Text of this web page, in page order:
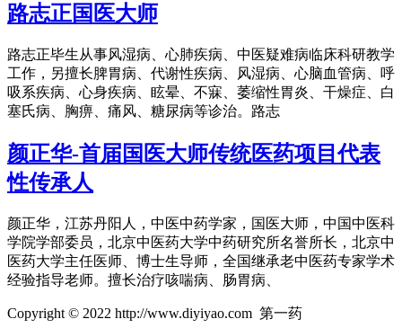
路志正国医大师
路志正毕生从事风湿病、心肺疾病、中医疑难病临床科研教学
工作，另擅长脾胃病、代谢性疾病、风湿病、心脑血管病、呼
吸系疾病、心身疾病、眩晕、不寐、萎缩性胃炎、干燥症、白
塞氏病、胸痹、痛风、糖尿病等诊治。路志
颜正华-首届国医大师传统医药项目代表
性传承人
颜正华，江苏丹阳人，中医中药学家，国医大师，中国中医科
学院学部委员，北京中医药大学中药研究所名誉所长，北京中
医药大学主任医师、博士生导师，全国继承老中医药专家学术
经验指导老师。擅长治疗咳喘病、肠胃病、
Copyright © 2022 http://www.diyiyao.com 第一药